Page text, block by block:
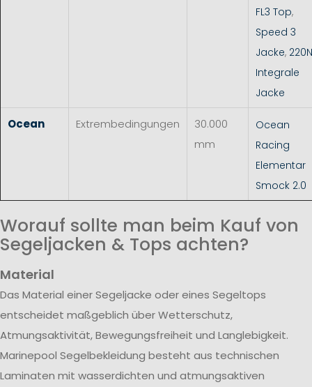
FL3 Top,
Speed 3
Jacke, 220N
Integrale
Jacke
Ocean Extrembedingungen
30.000
mm
Ocean
Racing
Elementar
Smock 2.0
Worauf sollte man beim Kauf von
Segeljacken & Tops achten?
Material
Das Material einer Segeljacke oder eines Segeltops
entscheidet maßgeblich über Wetterschutz,
Atmungsaktivität, Bewegungsfreiheit und Langlebigkeit.
Marinepool Segelbekleidung besteht aus technischen
Laminaten mit wasserdichten und atmungsaktiven